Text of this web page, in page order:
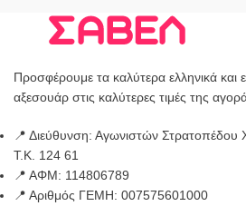
Προσφέρουμε τα καλύτερα ελληνικά
αξεσουάρ στις καλύτερες τιμές της
📍 Διεύθυνση: Αγωνιστών Στρατοπέδου
Τ.Κ. 124 61
📍 ΑΦΜ: 114806789
📍 Αριθμός ΓΕΜΗ: 007575601000